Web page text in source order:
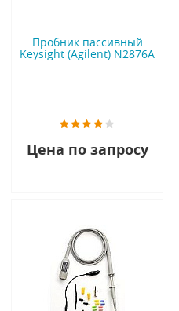
Пробник пассивный
Keysight (Agilent) N2876A
Цена по запросу